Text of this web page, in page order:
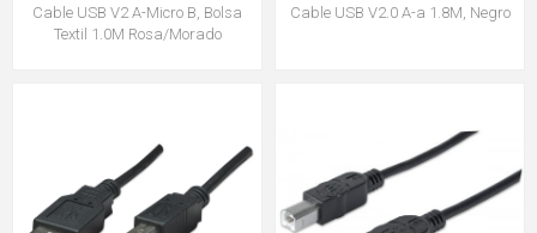
Cable USB V2 A-Micro B, Bolsa
Textil 1.0M Rosa/Morado
Cable USB V2.0 A-a 1.8M, Negro